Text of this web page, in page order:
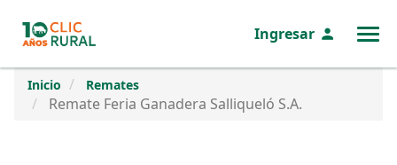
Ingresar
Inicio Remates
Remate Feria Ganadera Salliqueló S.A.